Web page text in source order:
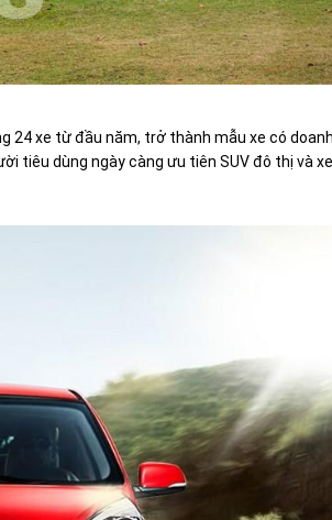
24 xe từ đầu năm, trở thành mẫu xe có
tiêu dùng ngày càng ưu tiên SUV đô thị và xe